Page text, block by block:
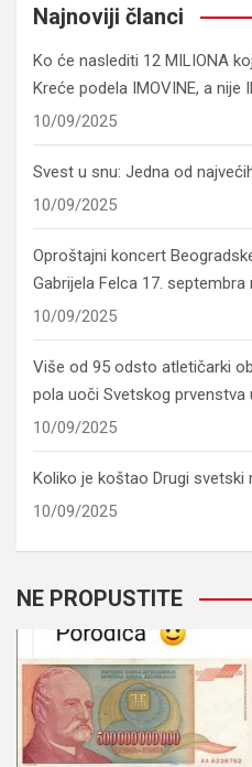
Najnoviji članci
Ko će naslediti 12 MILIONA
Kreće podela IMOVINE, a nije
10/09/2025
Svest u snu: Jedna od
10/09/2025
Oproštajni koncert
Gabrijela Felca 17. septembra
10/09/2025
Više od 95 odsto atletičarki
pola uoči Svetskog prvenstva
10/09/2025
Koliko je koštao Drugi svetski
10/09/2025
NE PROPUSTITE